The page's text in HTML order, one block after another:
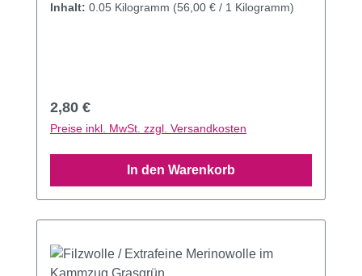
Inhalt: 0.05 Kilogramm (56,00 € / 1 Kilogramm)
Regulärer Preis:
2,80 €
Preise inkl. MwSt. zzgl. Versandkosten
In den Warenkorb